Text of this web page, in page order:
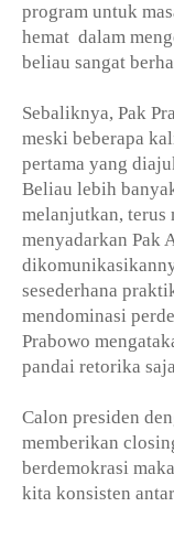
program untuk
hemat dalam
beliau sangat
Sebaliknya, Pak
meski beberapa
pertama yang
Beliau lebih
melanjutkan, terus
menyadarkan Pak
sesederhana
mendominasi
Prabowo
pandai retorika
Calon presiden
memberikan
berdemokrasi
kita konsisten